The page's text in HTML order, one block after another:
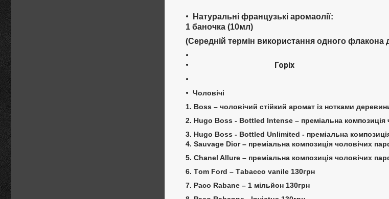
Натуральні французькі аромаолії:
1 баночка (10мл)
(Середній термін використання одного флакона
Горіх
Чоловічі
1. Boss – чоловічий стійкий аромат із нотками
2. Hugo Boss - Bottled Intense – преміальна композиція
3. Hugo Boss - Bottled Unlimited - преміальна
4. Sauvage Dior – преміальна композиція чоловічих
5. Chanel Allure – преміальна композиція чоловічих
6. Тom Ford – Тabacco vanile 130грн
7. Paco Rabane – 1 мільйон 130грн